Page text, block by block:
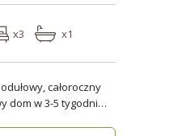
x3 x1
całoroczny
dom w 3-5 tygodni